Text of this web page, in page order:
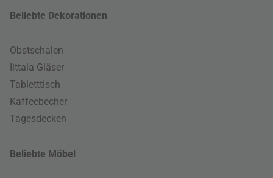
Beliebte Dekorationen
Obstschalen
Iittala Gläser
Tabletttisch
Kaffeebecher
Tagesdecken
Beliebte Möbel